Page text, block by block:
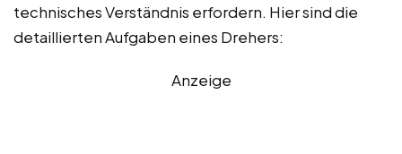
technisches Verständnis erfordern. Hier sind die
detaillierten Aufgaben eines Drehers:
Anzeige